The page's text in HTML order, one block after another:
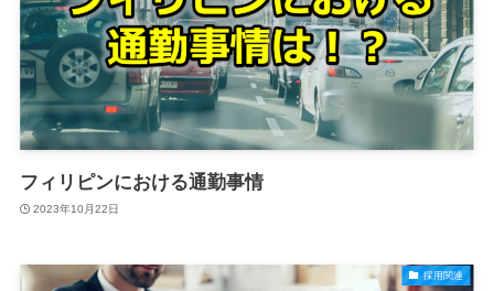
フィリピンにおける通勤事情
2023年10月22日
採用関連